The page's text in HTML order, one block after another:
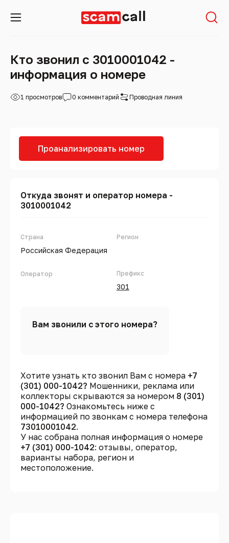
Кто звонил с 3010001042 -
информация о номере
1 просмотров 0 комментарий Проводная линия
Проанализировать номер
Откуда звонят и оператор номера -
3010001042
Страна
Российская Федерация
Оператор
Регион
Префикс
301
Вам звонили с этого номера?
Хотите узнать кто звонил Вам с номера +7
(301) 000-1042? Мошенники, реклама или
коллекторы скрываются за номером 8 (301)
000-1042? Ознакомьтесь ниже с
информацией по звонкам с номера телефона
73010001042.
У нас собрана полная информация о номере
+7 (301) 000-1042: отзывы, оператор,
варианты набора, регион и
местоположение.